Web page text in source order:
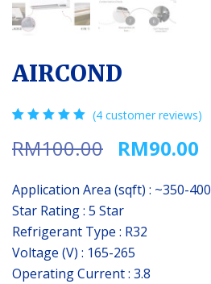
AIRCOND
out of 5
based on
ratings
(4 customer reviews)
RM100.00 Original
was:
RM100.00.
RM90.00
is:
Application Area (sqft) : ~350-400
Star Rating : 5 Star
Refrigerant Type : R32
Voltage (V) : 165-265
Operating Current : 3.8